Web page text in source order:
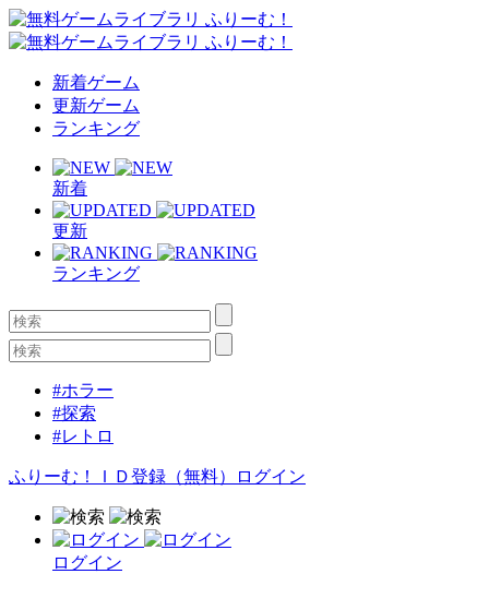
新着ゲーム
更新ゲーム
ランキング
新着
更新
ランキング
#ホラー
#探索
#レトロ
ふりーむ！ＩＤ登録（無料） ログイン
ログイン